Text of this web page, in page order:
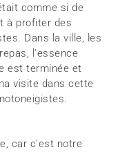
comme si de
à profiter des
Dans la ville, les
l'essence
est terminée et
visite dans cette
car c'est notre